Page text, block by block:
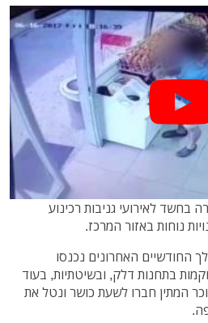
לאירועי גניבות רכינוע
נוחות באזור המרכז.
החודשיים האחרונים נכנסו
בתחנות דלק, ובשיטתיות, בעוד
המתין חברו לשעת כושר ונטל את